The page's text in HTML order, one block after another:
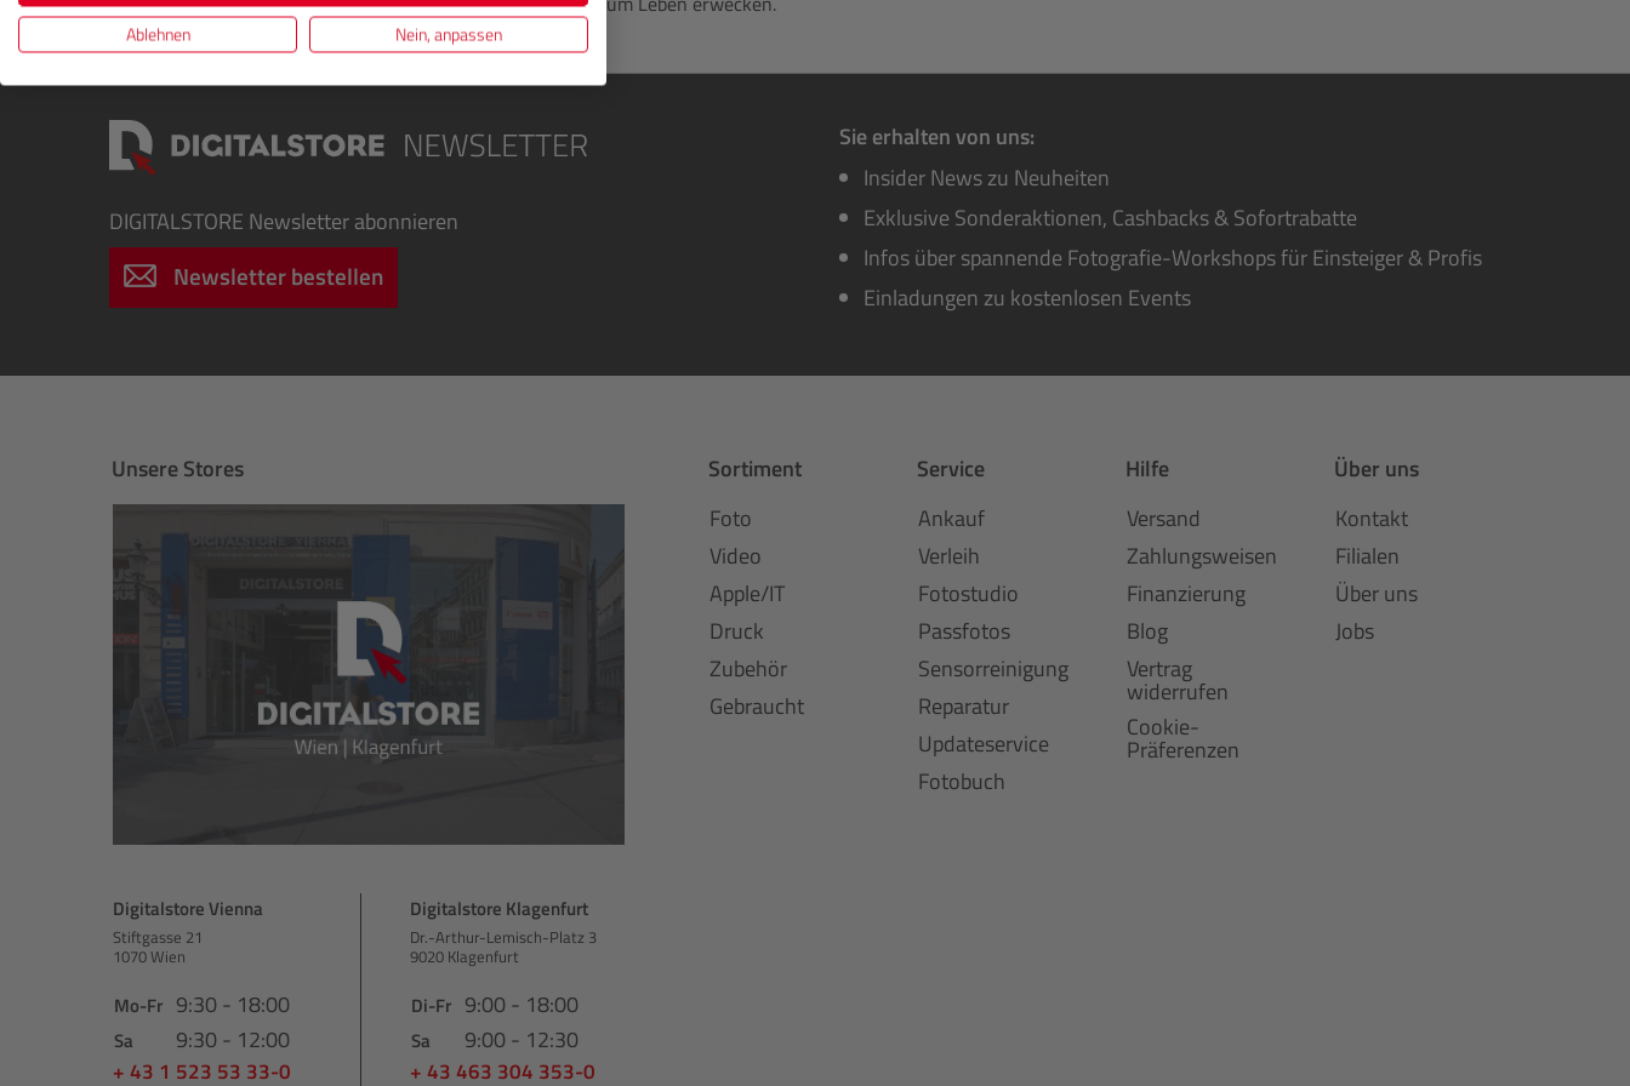
DIGITALSTORE Newsletter abonnieren
Newsletter bestellen
Sie erhalten von uns:
Insider News zu Neuheiten
Exklusive Sonderaktionen, Cashbacks & Sofortrabatte
Infos über spannende Fotografie-Workshops für Einsteiger & Profis
Einladungen zu kostenlosen Events
Unsere Stores
Digitalstore Vienna
Stiftgasse 21
1070 Wien
Mo-Fr 9:30 - 18:00
Sa 9:30 - 12:00
+ 43 1 523 53 33-0
Digitalstore Klagenfurt
Dr.-Arthur-Lemisch-Platz 3
9020 Klagenfurt
Di-Fr 9:00 - 18:00
Sa 9:00 - 12:30
+ 43 463 304 353-0
Sortiment
Foto
Video
Apple/IT
Druck
Zubehör
Gebraucht
Service
Ankauf
Verleih
Fotostudio
Passfotos
Sensorreinigung
Reparatur
Updateservice
Fotobuch
Hilfe
Versand
Zahlungsweisen
Finanzierung
Blog
Vertrag
widerrufen
Cookie-
Präferenzen
Über uns
Kontakt
Filialen
Über uns
Jobs
Ablehnen
Nein, anpassen